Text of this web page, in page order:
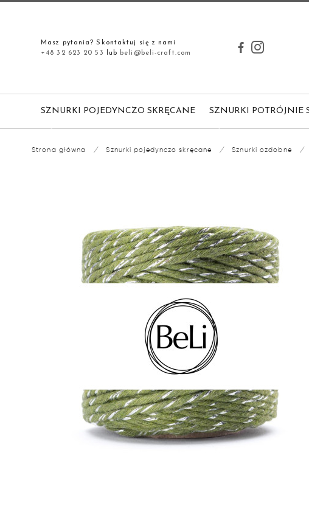
Masz pytania? Skontaktuj się z nami
+48 32 623 20 53
lub beli@beli-craft.com
SZNURKI POJEDYNCZO SKRĘCANE SZNURKI POTRÓJNIE
Strona główna / Sznurki pojedynczo skręcane / Sznurki ozdobne /